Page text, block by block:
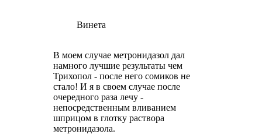
Винета
В моем случае метронидазол дал
намного лучшие результаты чем
Трихопол - после него сомиков не
стало! И я в своем случае после
очередного раза лечу -
непосредственным вливанием
шприцом в глотку раствора
метронидазола.